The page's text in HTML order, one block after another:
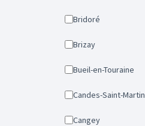
Bridoré
Brizay
Bueil-en-Touraine
Candes-Saint-Martin
Cangey